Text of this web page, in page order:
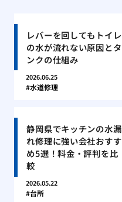
レバーを回してもトイレ
の水が流れない原因とタ
ンクの仕組み
2026.06.25
水道修理
静岡県でキッチンの水漏
れ修理に強い会社おすす
め5選！料金・評判を比
較
2026.05.22
台所